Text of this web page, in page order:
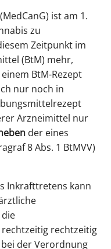
ist am 1.
zu
Zeitpunkt im
(BtM) mehr,
BtM-Rezept
nur noch in
Arzneimittel nur
der eines
8 Abs. 1 BtMVV)
Inkrafttretens kann
rechtzeitig
der Verordnung